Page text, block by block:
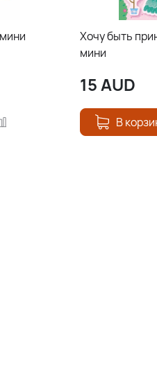
Хочу быть
мини
15AUD
В